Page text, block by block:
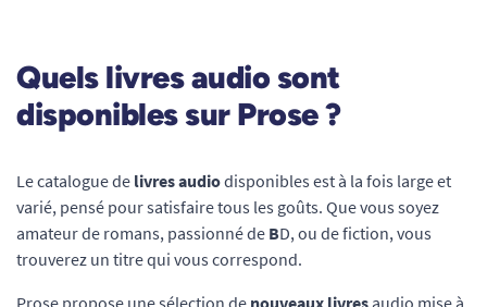
Quels livres audio sont
disponibles sur Prose ?
Le catalogue de livres audiodisponibles est à la fois large et
varié, pensé pour satisfaire tous les goûts. Que vous soyez
amateur de romans, passionné de BD, ou de fiction, vous
trouverez un titre qui vous correspond.
Prose propose une sélection de nouveaux livres audio mise à